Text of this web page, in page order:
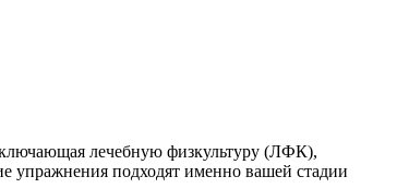
лечебную физкультуру (ЛФК),
упражнения подходят именно вашей стадии